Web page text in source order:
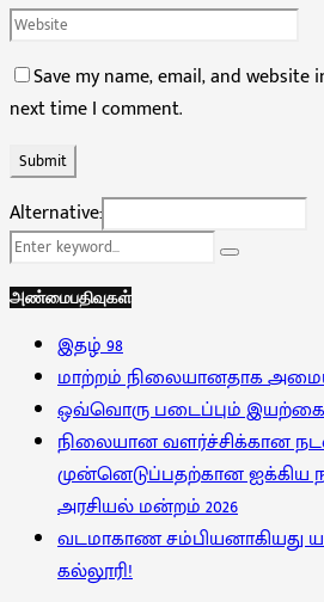
Save my name, email, and
next time I comment.
Alternative:
Search
Search
அண்மைபதிவுகள்
இதழ் 98
மாற்றம் நிலையானதாக
ஒவ்வொரு படைப்பும்
நிலையான வளர்ச்சிக்கான
முன்னெடுப்பதற்கான ஐக்கிய
அரசியல் மன்றம் 2026
வடமாகாண சம்பியனாகியது
கல்லூரி!